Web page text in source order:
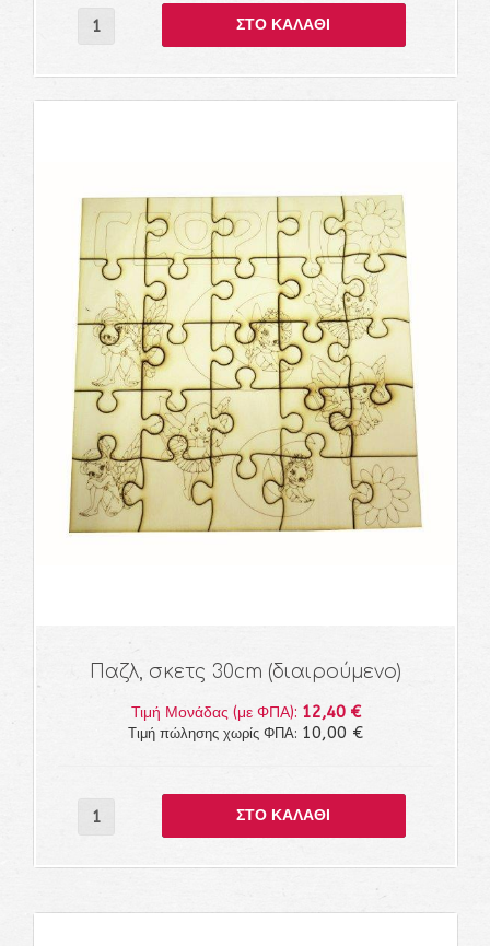
Παζλ, σκετς 30cm (διαιρούμενο)
Τιμή Μονάδας (με ΦΠΑ): 12,40 €
Τιμή πώλησης χωρίς ΦΠΑ: 10,00 €